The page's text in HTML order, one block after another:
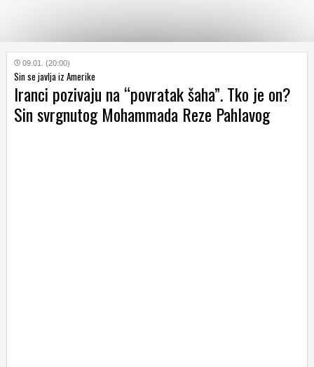
KATEGORIJE
HRVATSKI
WEB
09.01. (20:00)
Sin se javlja iz Amerike
Iranci pozivaju na “povratak šaha”. Tko je on?
Sin svrgnutog Mohammada Reze Pahlavog